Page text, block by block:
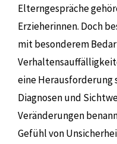
Elterngespräche
Erzieherinnen. Doch
mit besonderem
eine Herausforderung
Diagnosen und
Veränderungen
Gefühl von